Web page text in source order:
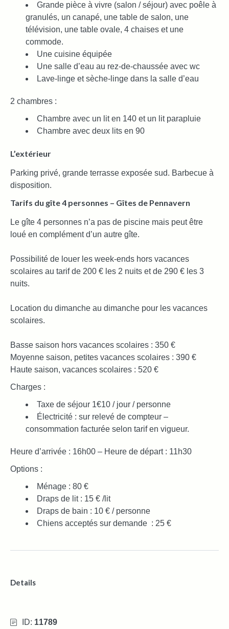
Grande pièce à vivre (salon / séjour) avec poêle à
granulés, un canapé, une table de salon, une
télévision, une table ovale, 4 chaises et une
commode.
Une cuisine équipée
Une salle d’eau au rez-de-chaussée avec wc
Lave-linge et sèche-linge dans la salle d’eau
2 chambres :
Chambre avec un lit en 140 et un lit parapluie
Chambre avec deux lits en 90
L’extérieur
Parking privé, grande terrasse exposée sud. Barbecue à
disposition.
Tarifs du gîte 4 personnes – Gîtes de Pennavern
Le gîte 4 personnes n’a pas de piscine mais peut être
loué en complément d’un autre gîte.
Possibilité de louer les week-ends hors vacances
scolaires au tarif de 200 € les 2 nuits et de 290 € les 3
nuits.
Location du dimanche au dimanche pour les vacances
scolaires.
Basse saison hors vacances scolaires : 350 €
Moyenne saison, petites vacances scolaires : 390 €
Haute saison, vacances scolaires : 520 €
Charges :
Taxe de séjour 1€10 / jour / personne
Électricité : sur relevé de compteur –
consommation facturée selon tarif en vigueur.
Heure d’arrivée : 16h00 – Heure de départ : 11h30
Options :
Ménage : 80 €
Draps de lit : 15 € /lit
Draps de bain : 10 € / personne
Chiens acceptés sur demande : 25 €
Details
ID: 11789